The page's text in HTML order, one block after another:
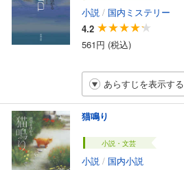
小説 / 国内ミステリー
4.2
561円 (税込)
あらすじを表示する
猫鳴り
小説・文芸
小説 / 国内小説